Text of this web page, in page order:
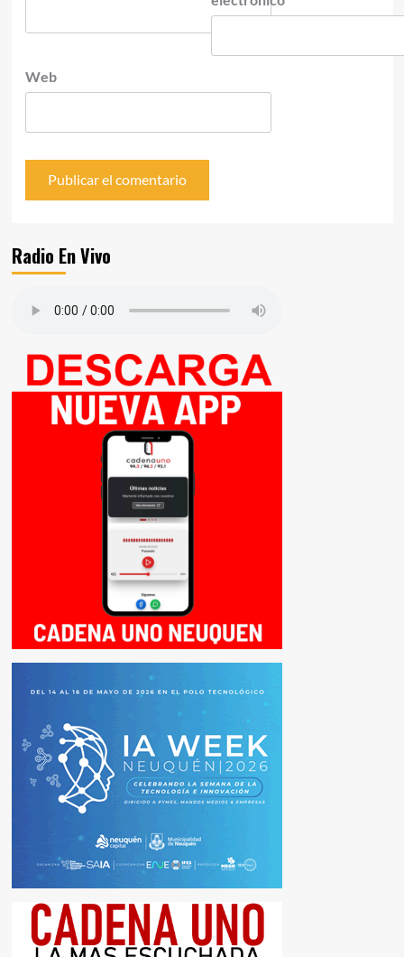
Web
Radio En Vivo